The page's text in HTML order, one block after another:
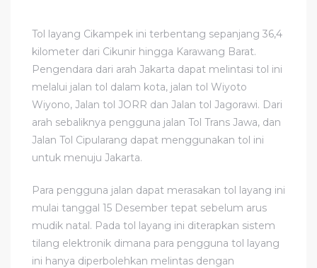
Tol layang Cikampek ini terbentang sepanjang 36,4
kilometer dari Cikunir hingga Karawang Barat.
Pengendara dari arah Jakarta dapat melintasi tol ini
melalui jalan tol dalam kota, jalan tol Wiyoto
Wiyono, Jalan tol JORR dan Jalan tol Jagorawi. Dari
arah sebaliknya pengguna jalan Tol Trans Jawa, dan
Jalan Tol Cipularang dapat menggunakan tol ini
untuk menuju Jakarta.
Para pengguna jalan dapat merasakan tol layang ini
mulai tanggal 15 Desember tepat sebelum arus
mudik natal. Pada tol layang ini diterapkan sistem
tilang elektronik dimana para pengguna tol layang
ini hanya diperbolehkan melintas dengan